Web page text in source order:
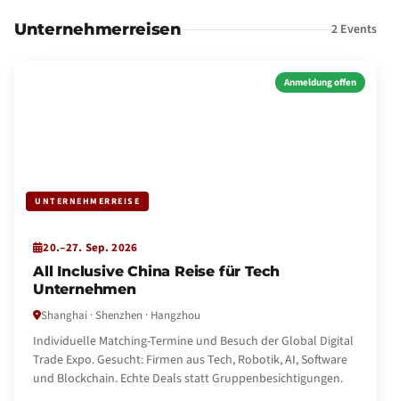
Unternehmerreisen 2 Events
UNTERNEHMERREISE
Anmeldung offen
20.–27. Sep. 2026
All Inclusive China Reise für Tech
Unternehmen
Shanghai · Shenzhen · Hangzhou
Individuelle Matching-Termine und Besuch der Global Digital
Trade Expo. Gesucht: Firmen aus Tech, Robotik, AI, Software
und Blockchain. Echte Deals statt Gruppenbesichtigungen.